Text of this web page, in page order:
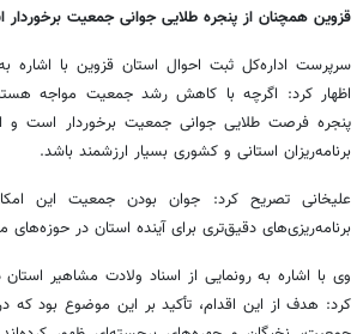
قزوین همچنان از پنجره طلایی جوانی جمعیت
سرپرست اداره‌کل ثبت احوال استان قزوین با
اظهار کرد: اگرچه با کاهش رشد جمعیت مواجه
پنجره فرصت طلایی جوانی جمعیت برخوردار است و
برنامه‌ریزان استانی و کشوری بسیار ارزشمند باشد.
علیخانی تصریح کرد: جوان بودن جمعیت این
برنامه‌ریزی‌های دقیق‌تری برای آینده استان در
وی با اشاره به رونمایی از اسناد ولادت مشاهیر
کرد: هدف از این اقدام، تأکید بر این موضوع بود که